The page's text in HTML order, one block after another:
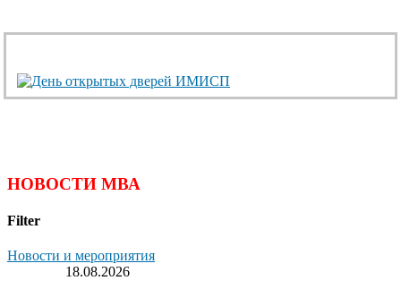
НОВОСТИ МВА
Filter
Новости и мероприятия
18.08.2026